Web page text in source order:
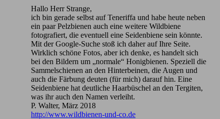
Hallo Herr Strange,
ich bin gerade selbst auf Teneriffa und habe heute neben
ein paar Pelzbienen auch eine weitere Wildbiene
fotografiert, die eventuell eine Seidenbiene sein könnte.
Mit der Google-Suche stoß ich daher auf Ihre Seite.
Wirklich schöne Fotos, aber ich denke, es handelt sich
bei den Bildern um „normale“ Honigbienen. Speziell die
Sammelschienen an den Hinterbeinen, die Augen und
auch die Färbung deuten (für mich) darauf hin. Eine
Seidenbiene hat deutliche Haarbüschel an den Tergiten,
was ihr auch den Namen verleiht.
P. Walter, März 2018
http://www.wildbienen-und-co.de